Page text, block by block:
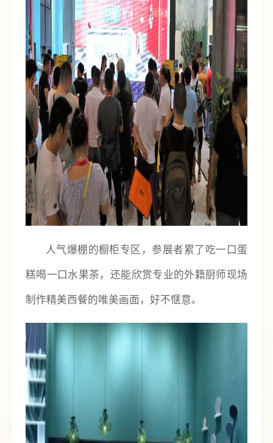
人气爆棚的橱柜专区，参展者累了吃一口蛋
糕喝一口水果茶，还能欣赏专业的外籍厨师现场
制作精美西餐的唯美画面，好不惬意。